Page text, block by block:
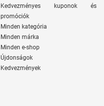
Kedvezményes kuponok és
promóciók
Minden kategória
Minden márka
Minden e-shop
Újdonságok
Kedvezmények